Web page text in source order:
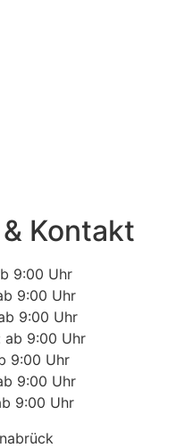
Kontakt
9:00 Uhr
9:00 Uhr
9:00 Uhr
ab 9:00 Uhr
9:00 Uhr
9:00 Uhr
9:00 Uhr